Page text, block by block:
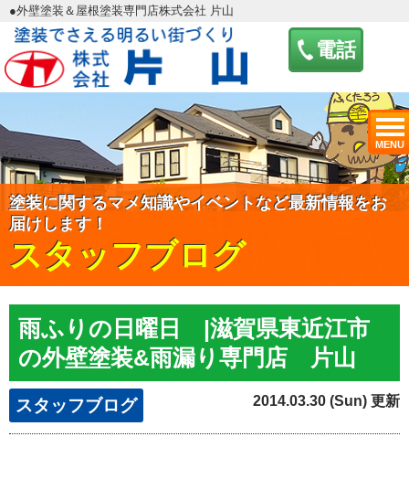
電話
MENU
●外壁塗装＆屋根塗装専門店株式会社 片山
塗装に関するマメ知識やイベントなど最新情報をお
届けします！
スタッフブログ
雨ふりの日曜日 |滋賀県東近江市
の外壁塗装&雨漏り専門店 片山
スタッフブログ 2014.03.30 (Sun) 更新